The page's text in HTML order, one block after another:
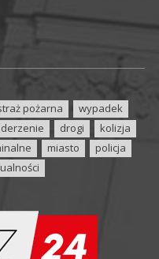
pożarna
wypadek
drogi
kolizja
miasto
policja